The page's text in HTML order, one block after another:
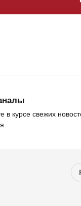
в курсе свежих